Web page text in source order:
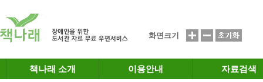
화면크기
책나래 소개 이용안내 자료검색